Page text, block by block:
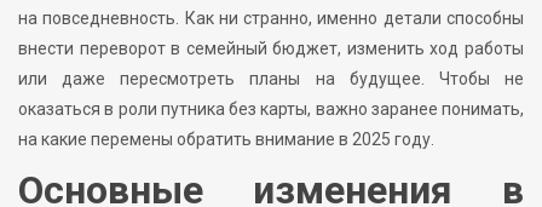
на повседневность. Как ни странно, именно детали способны
внести переворот в семейный бюджет, изменить ход работы
или даже пересмотреть планы на будущее. Чтобы не
оказаться в роли путника без карты, важно заранее понимать,
на какие перемены обратить внимание в 2025 году.
Основные изменения в